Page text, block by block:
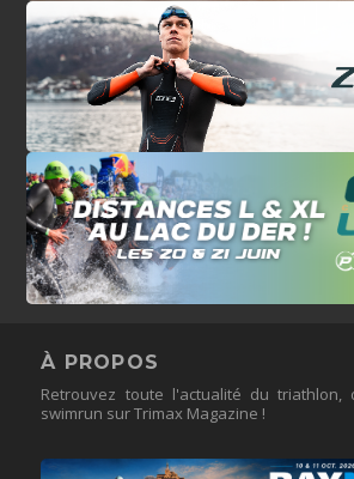
À PROPOS
Retrouvez toute l'actualité du
swimrun sur Trimax Magazine !